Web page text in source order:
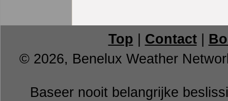
Top Contact
© 2026, Benelux Weather
Baseer nooit belangrijke